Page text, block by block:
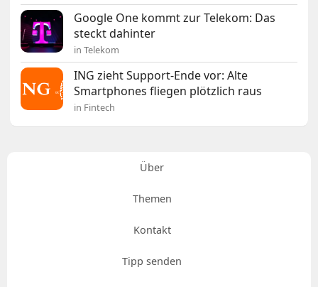
Google One kommt zur Telekom: Das
steckt dahinter
in Telekom
ING zieht Support-Ende vor: Alte
Smartphones fliegen plötzlich raus
in Fintech
Über
Themen
Kontakt
Tipp senden